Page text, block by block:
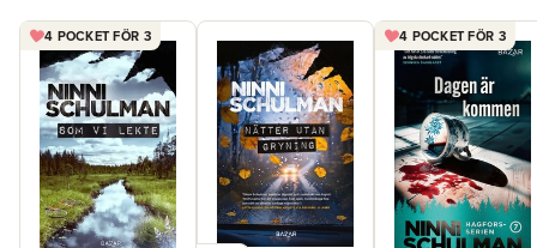
4 POCKET FÖR 3 4 POCKET FÖR 3